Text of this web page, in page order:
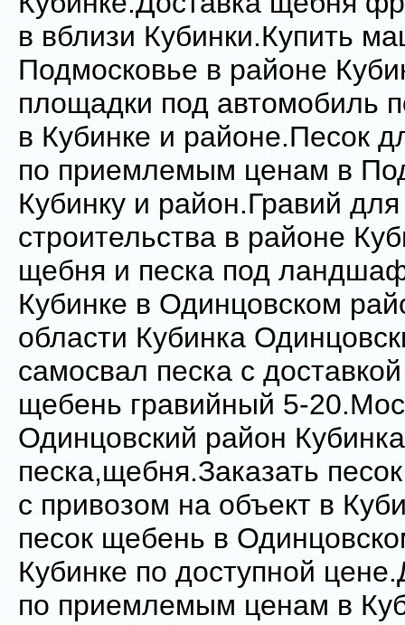
в вблизи Кубинки.Купить
Подмосковье в районе
площадки под автомобиль
в Кубинке и районе.Песок
по приемлемым ценам в
Кубинку и район.Гравий
строительства в районе
щебня и песка под
Кубинке в Одинцовском
области Кубинка
самосвал песка с
щебень гравийный 5-
Одинцовский район
песка,щебня.Заказать
с привозом на объект в
песок щебень в
Кубинке по доступной
по приемлемым ценам в